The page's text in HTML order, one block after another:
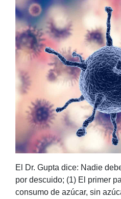
El Dr. Gupta dice: Nadie
por descuido; (1) El primer
consumo de azúcar, sin